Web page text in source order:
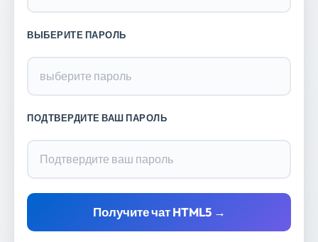
ВЫБЕРИТЕ ПАРОЛЬ
ПОДТВЕРДИТЕ ВАШ ПАРОЛЬ
Получите чат HTML5 →